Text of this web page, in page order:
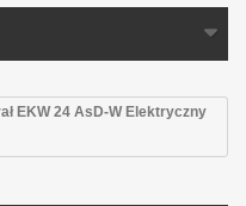
EKW 24 AsD-W Elektryczny